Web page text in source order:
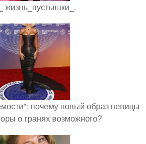
жизнь_пустышки_.
почему новый образ певицы
о гранях возможного?